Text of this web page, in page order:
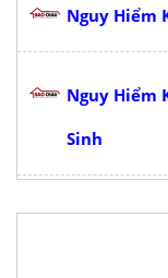
Nguy Hiểm
Nguy Hiểm
Sinh